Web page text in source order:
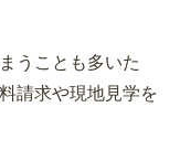
うことも多いた
請求や現地見学を